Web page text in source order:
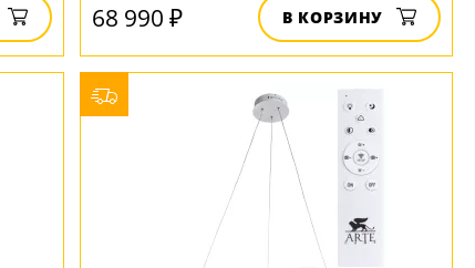
68 990 ₽ В КОРЗИНУ